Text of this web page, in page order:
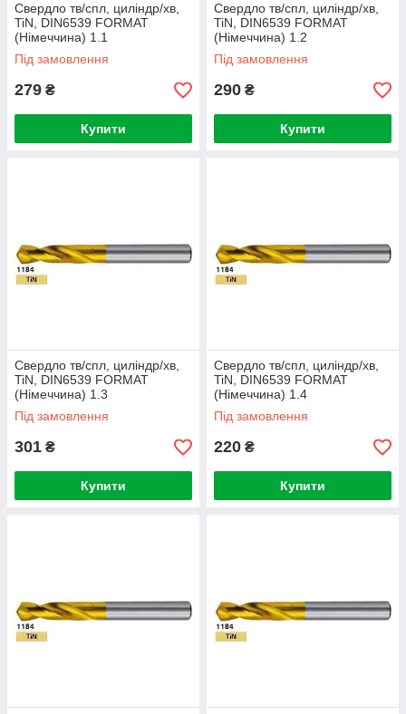
Свердло тв/спл, циліндр/хв,
TiN, DIN6539 FORMAT
(Німеччина) 1.1
Під замовлення
279 ₴
Купити
Свердло тв/спл, циліндр/хв,
TiN, DIN6539 FORMAT
(Німеччина) 1.2
Під замовлення
290 ₴
Купити
Свердло тв/спл, циліндр/хв,
TiN, DIN6539 FORMAT
(Німеччина) 1.3
Під замовлення
301 ₴
Купити
Свердло тв/спл, циліндр/хв,
TiN, DIN6539 FORMAT
(Німеччина) 1.4
Під замовлення
220 ₴
Купити